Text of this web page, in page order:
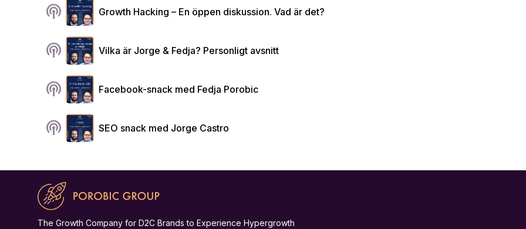
podcasts Growth Hacking – En öppen diskussion. Vad är det?
podcasts Vilka är Jorge & Fedja? Personligt avsnitt
podcasts Facebook-snack med Fedja Porobic
podcasts SEO snack med Jorge Castro
The Growth Company for D2C Brands to Experience Hypergrowth